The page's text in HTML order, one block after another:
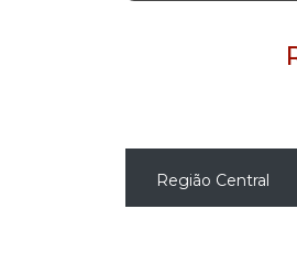
Região Central